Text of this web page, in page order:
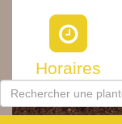
Horaires